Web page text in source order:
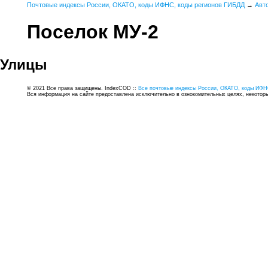
Почтовые индексы России, ОКАТО, коды ИФНС, коды регионов ГИБДД →
Поселок МУ-2
Улицы
© 2021 Все права защищены. IndexCOD :: Все почтовые индексы России, ОКАТО, коды
Вся информация на сайте предоставлена исключительно в ознокомительных целях,